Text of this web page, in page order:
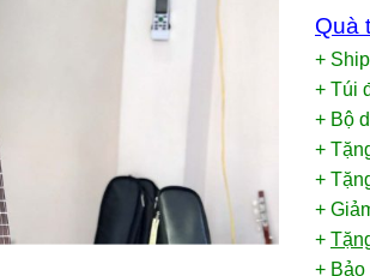
Quà
+
+ Túi
+ Bộ
+
+
+
+
+ Bảo